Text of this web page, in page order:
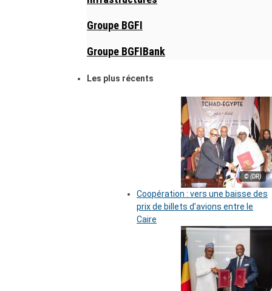
Groupe BGFI
Groupe BGFIBank
Les plus récents
© (DR)
Coopération : vers une baisse des
prix de billets d’avions entre le
Caire